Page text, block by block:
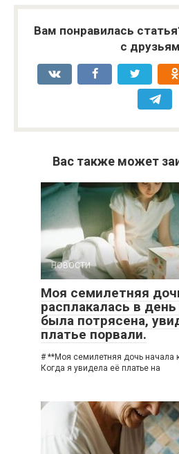
Вам понравилась
с
Вас также может
НОВОСТИ
Моя семилетняя
расплакалась в
была потрясена,
платье порвали.
# **Моя семилетняя дочь начала
Когда я увидела её платье на